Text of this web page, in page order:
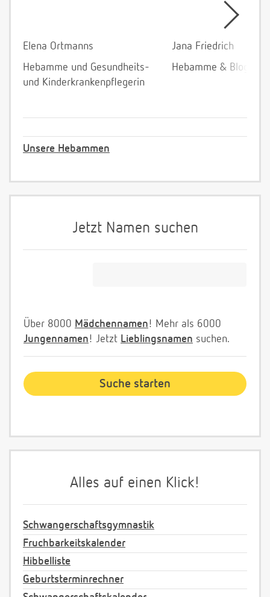
Elena Ortmanns
Hebamme und Gesundheits-
und Kinderkrankenpflegerin
Jana Friedrich
Hebamme &
Unsere Hebammen
Jetzt Namen suchen
Über 8000 Mädchennamen! Mehr als 6000
Jungennamen! Jetzt Lieblingsnamen suchen.
Alles auf einen Klick!
Schwangerschaftsgymnastik
Fruchbarkeitskalender
Hibbelliste
Geburtsterminrechner